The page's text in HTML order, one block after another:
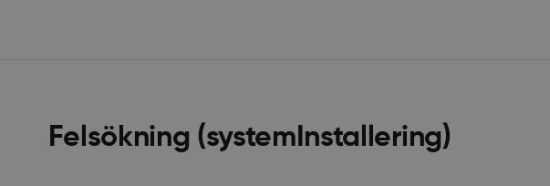
Felsökning (systemInstallering)